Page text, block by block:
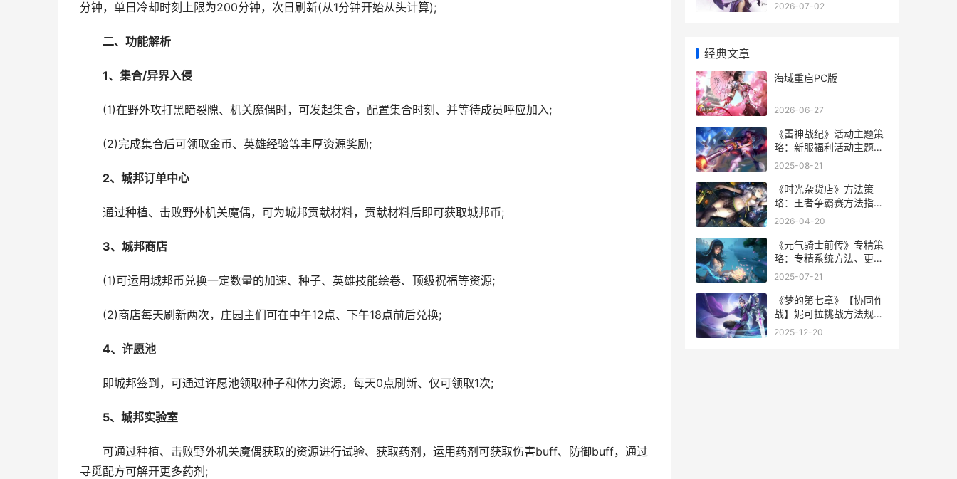
分钟，单日冷却时刻上限为200分钟，次日刷新(从1分钟开始从头计算);
二、功能解析
1、集合/异界入侵
(1)在野外攻打黑暗裂隙、机关魔偶时，可发起集合，配置集合时刻、并等待成员呼应加入;
(2)完成集合后可领取金币、英雄经验等丰厚资源奖励;
2、城邦订单中心
通过种植、击败野外机关魔偶，可为城邦贡献材料，贡献材料后即可获取城邦币;
3、城邦商店
(1)可运用城邦币兑换一定数量的加速、种子、英雄技能绘卷、顶级祝福等资源;
(2)商店每天刷新两次，庄园主们可在中午12点、下午18点前后兑换;
4、许愿池
即城邦签到，可通过许愿池领取种子和体力资源，每天0点刷新、仅可领取1次;
5、城邦实验室
可通过种植、击败野外机关魔偶获取的资源进行试验、获取药剂，运用药剂可获取伤害buff、防御buff，通过
寻觅配方可解开更多药剂;
2026-07-02
经典文章
海域重启PC版
2026-06-27
《雷神战纪》活动主题策
略：新服福利活动主题方
法盘点 雷神战记修复版下
2025-08-21
《时光杂货店》方法策
略：王者争霸赛方法指导
时光杂货店攻略
2026-04-20
《元气骑士前传》专精策
略：专精系统方法、更新
策略详细解答 元气骑士前
2025-07-21
《梦的第七章》【协同作
战】妮可拉挑战方法规则
详细解答 梦的第七章游戏
2025-12-20